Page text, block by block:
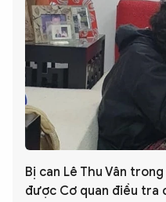
Bị can Lê Thu Vân
được Cơ quan điều tra